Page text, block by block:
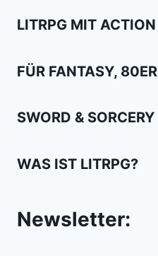
SHADOWS
LITRPG MIT
FÜR FANTASY,
SWORD &
WAS IST LITRPG?
Newsletter: